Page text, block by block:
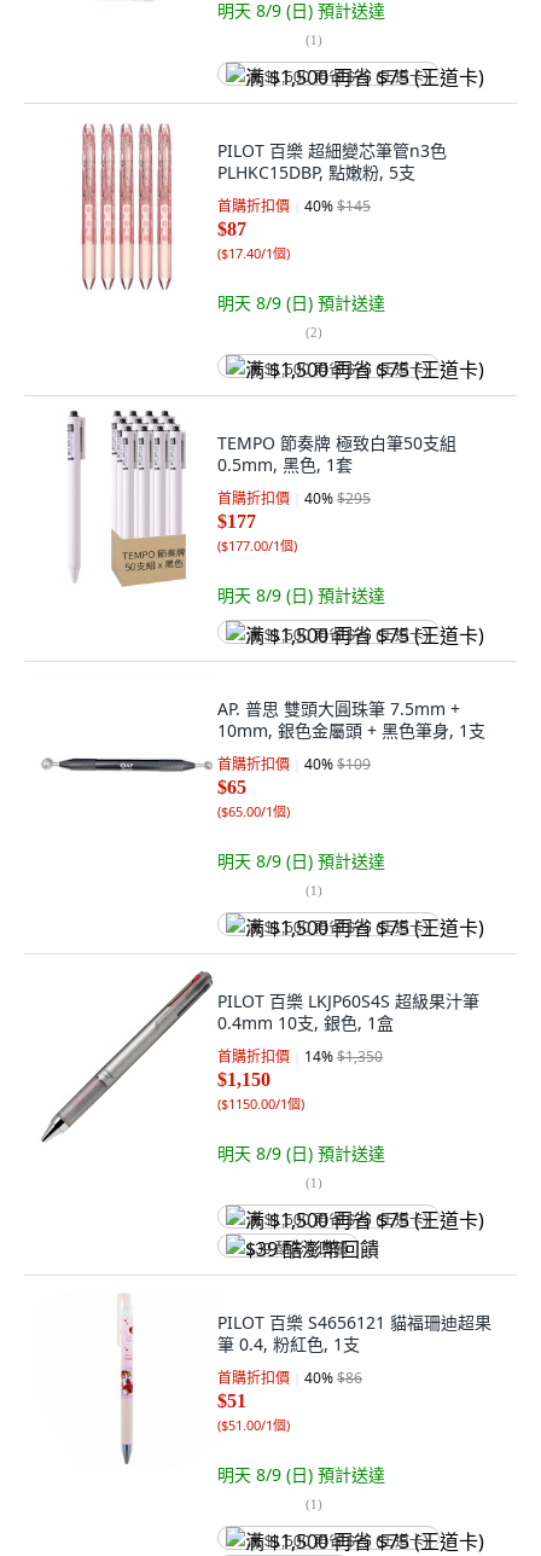
明天 8/9 (日) 預計送達
(1)
满 $1,500 再省 $75 (王道卡)
PILOT 百樂 超細變芯筆管n3色
PLHKC15DBP, 點嫩粉, 5支
首購折扣價 40%$145
$87
($17.40/1個)
明天 8/9 (日) 預計送達
(2)
满 $1,500 再省 $75 (王道卡)
TEMPO 節奏牌 極致白筆50支組
0.5mm, 黑色, 1套
首購折扣價 40%$295
$177
($177.00/1個)
明天 8/9 (日) 預計送達
满 $1,500 再省 $75 (王道卡)
AP. 普思 雙頭大圓珠筆 7.5mm +
10mm, 銀色金屬頭 + 黑色筆身, 1支
首購折扣價 40%$109
$65
($65.00/1個)
明天 8/9 (日) 預計送達
(1)
满 $1,500 再省 $75 (王道卡)
PILOT 百樂 LKJP60S4S 超級果汁筆
0.4mm 10支, 銀色, 1盒
首購折扣價 14%$1,350
$1,150
($1150.00/1個)
明天 8/9 (日) 預計送達
(1)
满 $1,500 再省 $75 (王道卡)
$39 酷澎幣回饋
PILOT 百樂 S4656121 貓福珊迪超果
筆 0.4, 粉紅色, 1支
首購折扣價 40%$86
$51
($51.00/1個)
明天 8/9 (日) 預計送達
(1)
满 $1,500 再省 $75 (王道卡)